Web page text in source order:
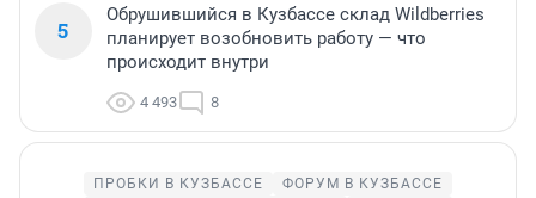
5
Обрушившийся в Кузбассе склад Wildberries
планирует возобновить работу — что
происходит внутри
4 493 8
ПРОБКИ В КУЗБАССЕ
ФОРУМ В КУЗБАССЕ